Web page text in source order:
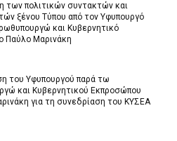
των πολιτικών συντακτών και
ξένου Τύπου από τον Υφυπουργό
και Κυβερνητικό
Παύλο Μαρινάκη
του Υφυπουργού παρά τω
και Κυβερνητικού Εκπροσώπου
για τη συνεδρίαση του ΚΥΣΕΑ